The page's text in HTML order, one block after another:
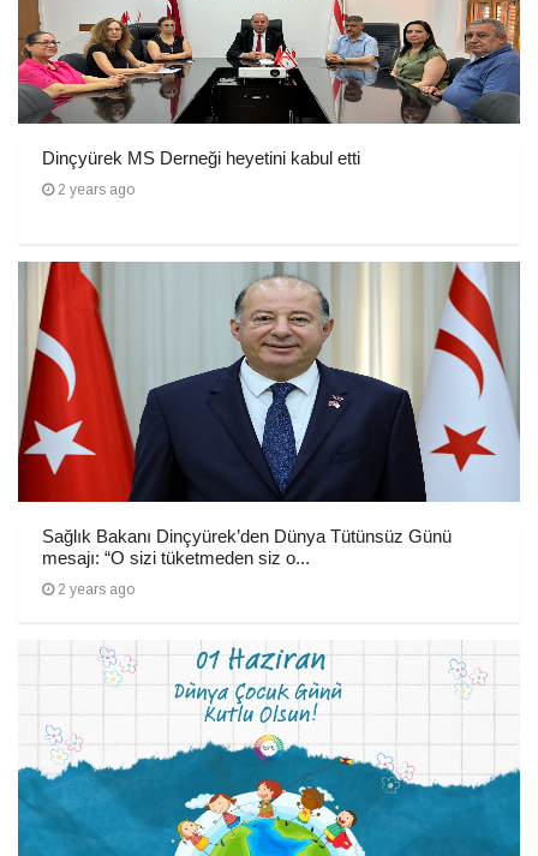
Dinçyürek MS Derneği heyetini kabul etti
2 years ago
Sağlık Bakanı Dinçyürek’den Dünya Tütünsüz Günü
mesajı: “O sizi tüketmeden siz o...
2 years ago